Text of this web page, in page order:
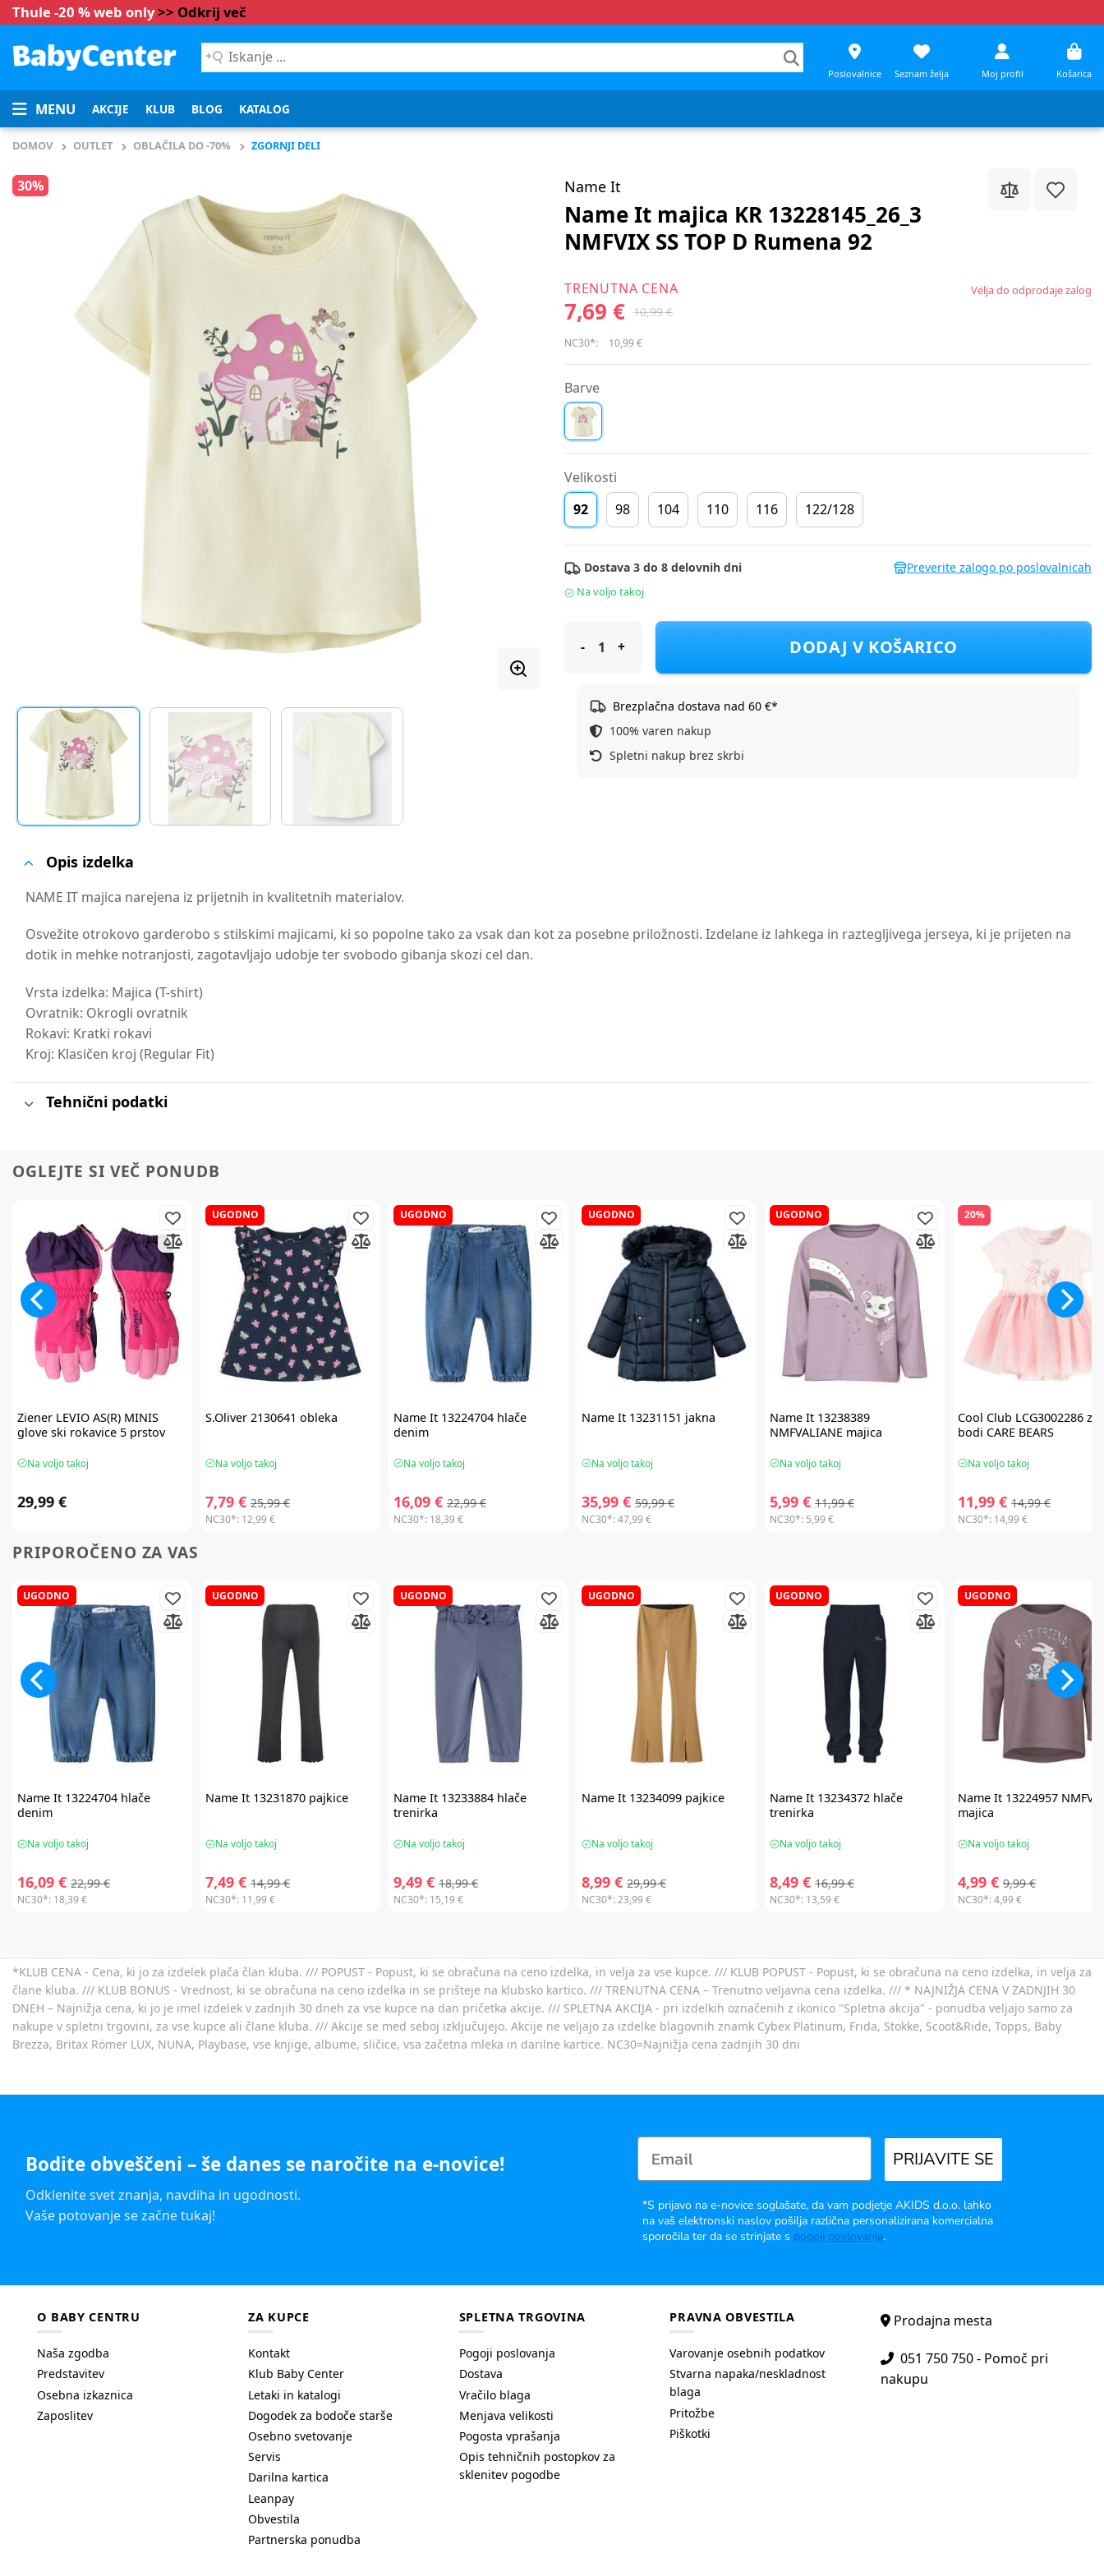
Thule -20 % web only>> Odkrij več
Iskanje
...
Poslovalnice Seznam želja Moj profil Košarica
MENU AKCIJE KLUB BLOG KATALOG
DOMOV OUTLET OBLAČILA DO -70% ZGORNJI DELI
30% Name It
Name It majica KR 13228145_26_3
NMFVIX SS TOP D Rumena 92
TRENUTNA CENA
7,69 € 10,99 €
Velja do odprodaje zalog
NC30*: 10,99 €
Barve
Velikosti
92
98 104 110 116 122/128
Dostava 3 do 8 delovnih dni Preverite zalogo po poslovalnicah
Na voljo takoj
Name It majica KR 13228145_26_3 NMFVIX SS TOP D Rumena 92
DODAJ V KOŠARICO
Brezplačna dostava nad 60 €*
100% varen nakup
Spletni nakup brez skrbi
Opis izdelka
NAME IT majica narejena iz prijetnih in kvalitetnih materialov.
Osvežite otrokovo garderobo s stilskimi majicami, ki so popolne tako za vsak dan kot za posebne priložnosti. Izdelane iz lahkega in raztegljivega jerseya, ki je prijeten na
dotik in mehke notranjosti, zagotavljajo udobje ter svobodo gibanja skozi cel dan.
Vrsta izdelka: Majica (T-shirt)
Ovratnik: Okrogli ovratnik
Rokavi: Kratki rokavi
Kroj: Klasičen kroj (Regular Fit)
Tehnični podatki
OGLEJTE SI VEČ PONUDB
ZienerLEVIO AS(R) MINIS
glove ski rokavice 5 prstov
Na voljo takoj
29,99 €
UGODNO
S.Oliver 2130641 obleka
Na voljo takoj
7,79 € 25,99 €
NC30*: 12,99 €
UGODNO
Name It 13224704 hlače
denim
Na voljo takoj
16,09 € 22,99 €
NC30*: 18,39 €
UGODNO
Name It 13231151 jakna
Na voljo takoj
35,99 € 59,99 €
NC30*:47,99 €
UGODNO
Name It13238389
NMFVALIANE majica
Na voljo takoj
5,99 € 11,99 €
NC30*: 5,99 €
20%
Cool Club LCG3002286
bodi CARE BEARS
Na voljo takoj
11,99 € 14,99 €
NC30*: 14,99 €
PRIPOROČENO ZA VAS
UGODNO
Name It13224704 hlače
denim
Na voljo takoj
16,09 € 22,99 €
NC30*: 18,39 €
UGODNO
Name It 13231870 pajkice
Na voljo takoj
7,49 € 14,99 €
NC30*: 11,99 €
UGODNO
Name It 13233884 hlače
trenirka
Na voljo takoj
9,49 € 18,99 €
NC30*: 15,19 €
UGODNO
Name It 13234099 pajkice
Na voljo takoj
8,99 € 29,99 €
NC30*:23,99 €
UGODNO
Name It13234372 hlače
trenirka
Na voljo takoj
8,49 € 16,99 €
NC30*: 13,59 €
UGODNO
Name It 13224957
majica
Na voljo takoj
4,99 € 9,99 €
NC30*:4,99 €
*KLUB CENA - Cena, ki jo za izdelek plača član kluba. /// POPUST - Popust, ki se obračuna na ceno izdelka, in velja za vse kupce. /// KLUB POPUST - Popust, ki se obračuna na ceno izdelka, in velja za
člane kluba. /// KLUB BONUS - Vrednost, ki se obračuna na ceno izdelka in se prišteje na klubsko kartico. /// TRENUTNA CENA – Trenutno veljavna cena izdelka. /// * NAJNIŽJA CENA V ZADNJIH 30
DNEH – Najnižja cena, ki jo je imel izdelek v zadnjih 30 dneh za vse kupce na dan pričetka akcije. /// SPLETNA AKCIJA - pri izdelkih označenih z ikonico "Spletna akcija" - ponudba veljajo samo za
nakupe v spletni trgovini, za vse kupce ali člane kluba. /// Akcije se med seboj izključujejo. Akcije ne veljajo za izdelke blagovnih znamk Cybex Platinum, Frida, Stokke, Scoot&Ride, Topps, Baby
Brezza, Britax Römer LUX, NUNA, Playbase, vse knjige, albume, sličice, vsa začetna mleka in darilne kartice. NC30=Najnižja cena zadnjih 30 dni
Bodite obveščeni – še danes se naročite na e-novice!
Odklenite svet znanja, navdiha in ugodnosti.
Vaše potovanje se začne tukaj!
PRIJAVITE SE
*S prijavo na e-novice soglašate, da vam podjetje AKIDS d.o.o. lahko
na vaš elektronski naslov pošilja različna personalizirana komercialna
sporočila ter da se strinjate s pogoji poslovanja.
O BABY CENTRU
Naša zgodba
Predstavitev
Osebna izkaznica
Zaposlitev
ZA KUPCE
Kontakt
Klub Baby Center
Letaki in katalogi
Dogodek za bodoče starše
Osebno svetovanje
Servis
Darilna kartica
Leanpay
Obvestila
Partnerska ponudba
SPLETNA TRGOVINA
Pogoji poslovanja
Dostava
Vračilo blaga
Menjava velikosti
Pogosta vprašanja
Opis tehničnih postopkov za
sklenitev pogodbe
PRAVNA OBVESTILA
Varovanje osebnih podatkov
Stvarna napaka/neskladnost
blaga
Pritožbe
Piškotki
Prodajna mesta
051 750 750 - Pomoč pri
nakupu